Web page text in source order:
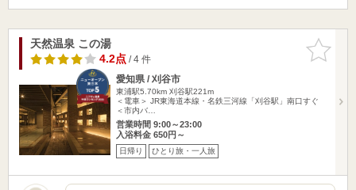
お気に入
りに追加
天然温泉 この湯
4.2点/ 4 件
愛知県 / 刈谷市
東浦駅5.70km 刈谷駅221m
＜電車＞ JR東海道本線・名鉄三河線「刈谷駅」南口すぐ
＜市内バ…
営業時間 9:00～23:00
入浴料金 650円～
日帰り ひとり旅・一人旅